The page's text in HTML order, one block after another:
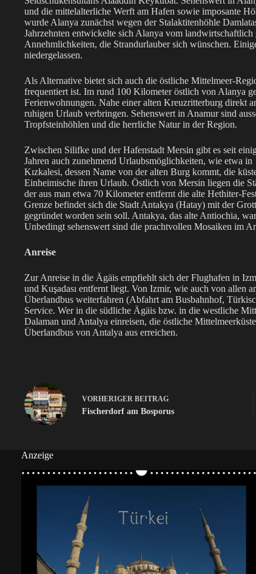
und die mittelalterliche Werft am Hafen sowie imposante
wurde Alanya zunächst wegen der Stalaktitenhöhle
Jahrzehnten entwickelte sich Alanya vom
Annehmlichkeiten, die Strandurlauber sich wünschen.
niedergelassen.
Als Alternative bietet sich auch die östliche Mittelmeer-
frequentiert ist. Im rund 100 Kilometer östlich von Alanya
Ferienwohnungen. Nahe einer alten Kreuzritterburg direkt
ruhigen Urlaub verbringen. Sehenswert in Anamur sind
Tropfsteinhöhlen und die herrliche Natur in der Region.
Zwischen Silifke und der Hafenstadt Mersin gibt es seit
Jahren auch zunehmend Urlaubsmöglichkeiten, wie etwa in
Kızkalesi, dessen Name von der alten Burg kommt, die
Einheimische ihren Urlaub. Östlich von Mersin liegen die
der aus man etwa 70 Kilometer entfernt die alte Hethiter-
Grenze befindet sich die Stadt Antakya (Hatay) mit der
gegründet worden sein soll. Antakya, das alte Antiochia,
Unbedingt sehenswert sind die prachtvollen Mosaiken im
Anreise
Zur Anreise in die Ägäis empfiehlt sich der Flughafen in
und Kuşadası entfernt liegt. Von Izmir, wie auch von allen
Überlandbus weiterfahren (Abfahrt am Busbahnhof,
Service. Wer in die südliche Ägäis bzw. in die westliche
Dalaman und Antalya einreisen, die östliche
Überlandbus von Antalya aus erreichen.
VORHERIGER BEITRAG
Fischerdorf am Bosporus
Anzeige